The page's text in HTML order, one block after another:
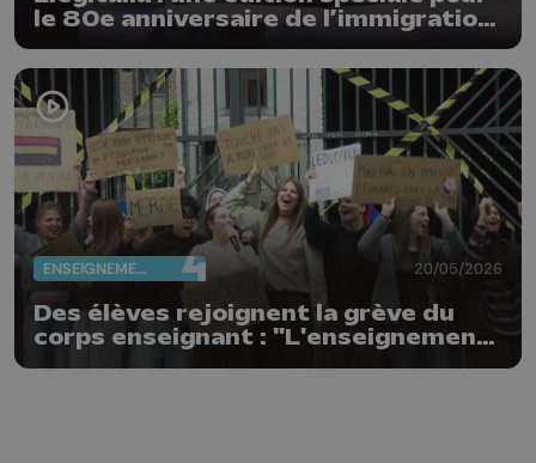
le 80e anniversaire de l’immigration
italienne en Belgique
ENSEIGNEMENT 20/05/2026
Des élèves rejoignent la grève du
corps enseignant : "L'enseignement